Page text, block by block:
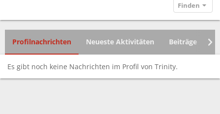
Finden
Profilnachrichten Neueste Aktivitäten Beiträge
Es gibt noch keine Nachrichten im Profil von Trinity.